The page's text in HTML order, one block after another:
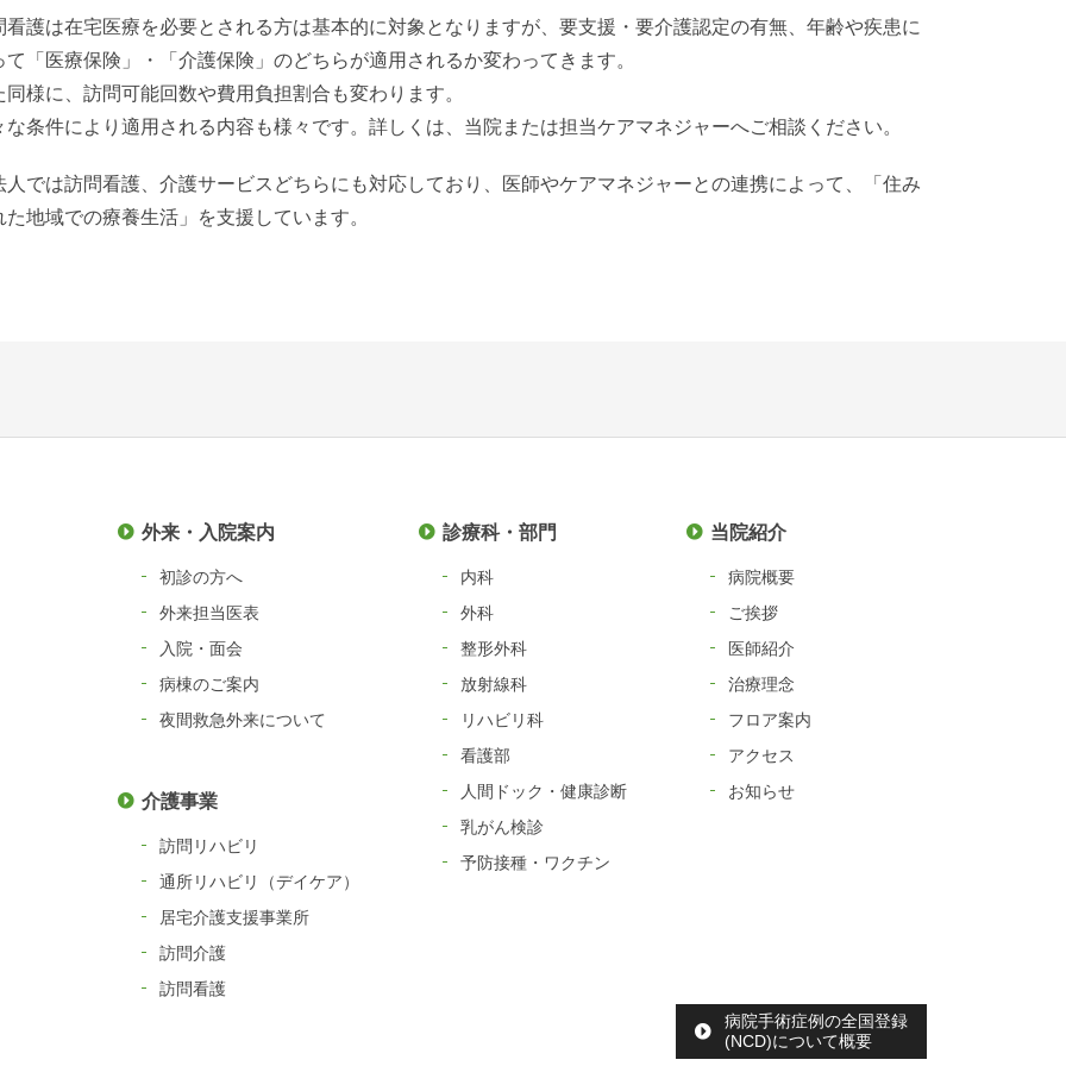
看護は在宅医療を必要とされる方は基本的に対象となりますが、要支援・要介護認定の有無、年齢や疾患に
て「医療保険」・「介護保険」のどちらが適用されるか変わってきます。
同様に、訪問可能回数や費用負担割合も変わります。
な条件により適用される内容も様々です。詳しくは、当院または担当ケアマネジャーへご相談ください。
人では訪問看護、介護サービスどちらにも対応しており、医師やケアマネジャーとの連携によって、「住み
た地域での療養生活」を支援しています。
外来・入院案内
初診の方へ
外来担当医表
入院・面会
病棟のご案内
夜間救急外来について
介護事業
訪問リハビリ
通所リハビリ（デイケア）
居宅介護支援事業所
訪問介護
訪問看護
診療科・部門
内科
外科
整形外科
放射線科
リハビリ科
看護部
人間ドック・健康診断
乳がん検診
予防接種・ワクチン
当院紹介
病院概要
ご挨拶
医師紹介
治療理念
フロア案内
アクセス
お知らせ
病院手術症例の全国登録
(NCD)について概要